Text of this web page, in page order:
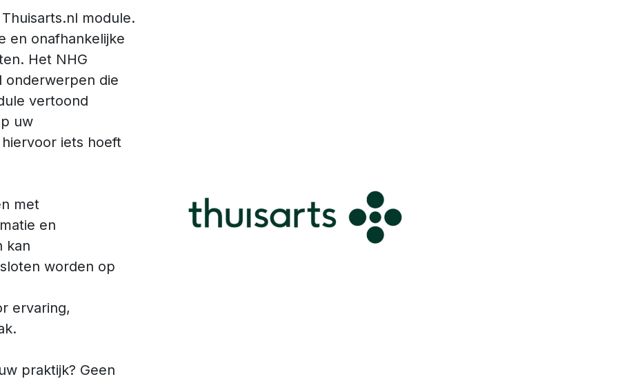
module.
en onafhankelijke
Het NHG
onderwerpen die
vertoond
uw
iets hoeft
met
en
kan
worden op
ervaring,
praktijk? Geen